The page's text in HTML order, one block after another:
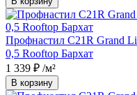
Профнастил С21R Grand
0,5 Rooftop Бархат
1 339 ₽ /м²
В корзину